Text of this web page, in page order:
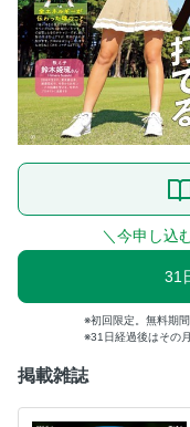
＼今申し込
31
初回限定。無料期
31日経過後はその
掲載雑誌